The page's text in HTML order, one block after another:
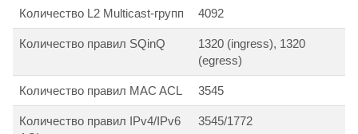
Количество L2 Multicast-групп 4092
Количество правил SQinQ
1320 (ingress), 1320
(egress)
Количество правил MAC ACL 3545
Количество правил IPv4/IPv6
3545/1772